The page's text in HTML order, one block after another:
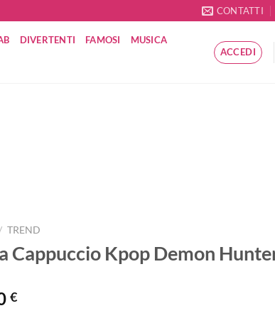
CONTATTI
DIVERTENTI FAMOSI MUSICA
ACCEDI
TREND
Cappuccio Kpop Demon
€